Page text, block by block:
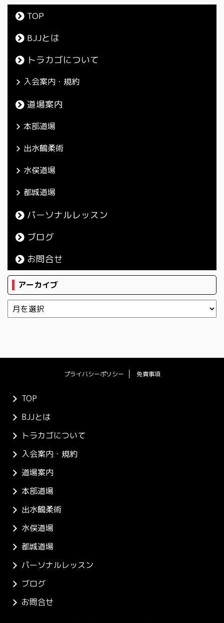
TOP
BJJとは
トラカゴについて
入会案内・規約
道場案内
本部道場
出水鶴柔術
水俣道場
都城道場
パーソナルレッスン
ブログ
お問合せ
アーカイブ
プライバシーポリシー 免責事項
TOP
BJJとは
トラカゴについて
入会案内・規約
道場案内
本部道場
出水鶴柔術
水俣道場
都城道場
パーソナルレッスン
ブログ
お問合せ